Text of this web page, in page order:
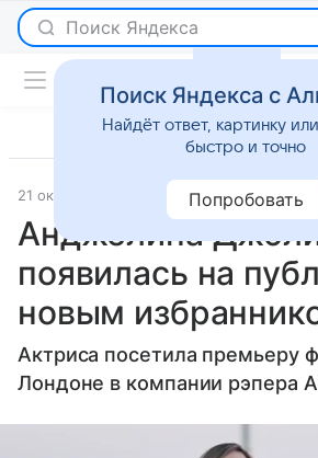
Поиск Яндекса
21 октября 2024 Журнал OK! Светская
Анджелина
появилась на
новым
Актриса посетила премьеру
Лондоне в компании рэпера
Поиск Яндекса с
Найдёт ответ, картинку
быстро и точно
Попробовать